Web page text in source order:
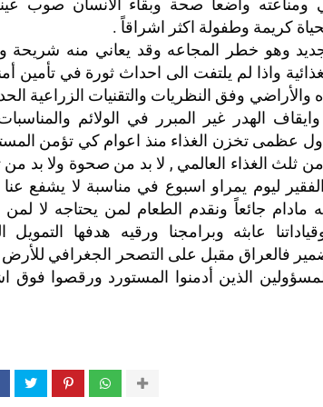
واضعاً صحة وبقاء الأنسان صوب
كريمة وطفولة اكثر اشراقاً .
وهو خطر المجاعه وقد يعاني منه شريحة
واذا لم يلتفت الى احداث ثورة في تأمين
والأراضي وفق النظريات والتقنيات الزراعية
وايقاف الهدر غير المبرر في الولائم
عظمى تخزن الغذاء منذ اعوام كي تؤمن
ثلث الغذاء العالمي , لا بد من صحوة ولا بد
ليوم يمراو اسبوع في مناسبة لا يشفع
مادام جائعاً ونقدم الطعام لمن يحتاجه لا
عابثه وبرامجنا ورقيه هدفها
ضمير فالعراق مقبل على التصحر الجغرافي
الذين أدمنوا المستورد ورقصوا فوق